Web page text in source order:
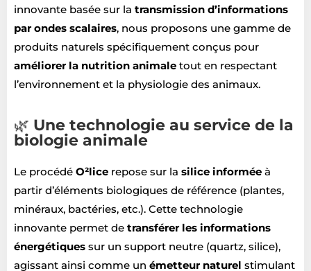
innovante basée sur la transmission d’informations
par ondes scalaires, nous proposons une gamme de
produits naturels spécifiquement conçus pour
améliorer la nutrition animale tout en respectant
l’environnement et la physiologie des animaux.
🌿 Une technologie au service de la
biologie animale
Le procédé O²lice repose sur la silice informée à
partir d’éléments biologiques de référence (plantes,
minéraux, bactéries, etc.). Cette technologie
innovante permet de transférer les informations
énergétiques sur un support neutre (quartz, silice),
agissant ainsi comme un émetteur naturel stimulant